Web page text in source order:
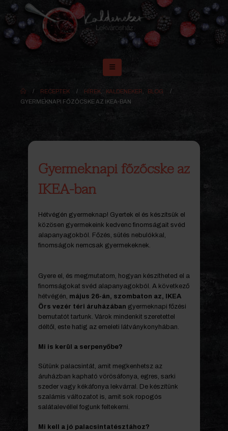
RECEPTEK HÍREK KALDENEKER
BLOG
GYERMEKNAPI FŐZŐCSKE AZ IKEA-BAN
Gyermeknapi főzőcske az
IKEA-ban
Hétvégén gyermeknap! Gyertek el és készítsük el
közösen gyermekeink kedvenc finomságait svéd
alapanyagokból. Főzés, sütés nebulókkal,
finomságok nemcsak gyermekeknek.
Gyere el, és megmutatom, hogyan készítheted el a
finomságokat svéd alapanyagokból. A következő
hétvégén, május 26-án, szombaton az, IKEA
Örs vezér téri áruházában gyermeknapi főzési
bemutatót tartunk. Várok mindenkit szeretettel
déltől, este hatig az emeleti látványkonyhában.
Mi is kerül a serpenyőbe?
Sütünk palacsintát, amit megkenhetsz az
áruházban kapható vörösáfonya, egres, sarki
szeder vagy kékáfonya lekvárral. De készítünk
szalámis változatot is, amit sok ropogós
salátalevéllel fogunk feltekerni.
Mi kell a jó palacsintatésztához?